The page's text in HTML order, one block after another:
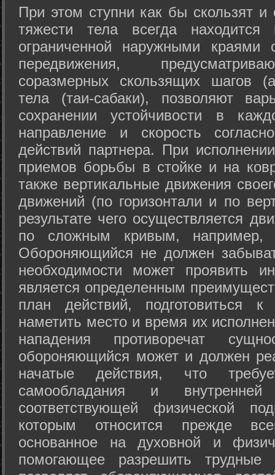
При этом ступни как бы скользят
тяжести тела всегда
ограниченной наружными краями
передвижения,
соразмерных скользящих шагов
тела (таи-сабаки), позволяют
сохранении устойчивости в
направление и скорость
действий партнера. При
приемов борьбы в стойке и на
также вертикальные движения
движений (по горизонтали и по
результате чего осуществляется
по сложным кривым, например,
Обороняющийся не должен
необходимости может проявить
является определенным
план действий, подготовиться
наметить место и время их
нападения противоречат
обороняющийся может и должен
начатые действия, что
самообладания и
соответствующей физической
которым относится прежде
основанное на духовной и
помогающее разрешить